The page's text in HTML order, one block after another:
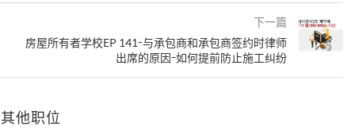
下一篇
房屋所有者学校EP 141-与承包商和承包商签约时律师
出席的原因-如何提前防止施工纠纷
他职位